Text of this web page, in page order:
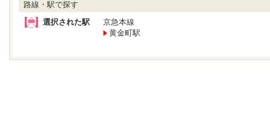
路線・駅で探す
選択された駅
京急本線
黄金町駅